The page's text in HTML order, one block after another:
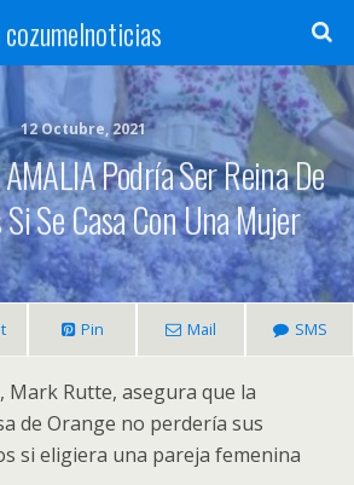
cozumelnoticias
12 Octubre, 2021
Podría Ser Reina De
Se Casa Con Una Mujer
Pin Mail SMS
Mark Rutte, asegura que la
de Orange no perdería sus
si eligiera una pareja femenina